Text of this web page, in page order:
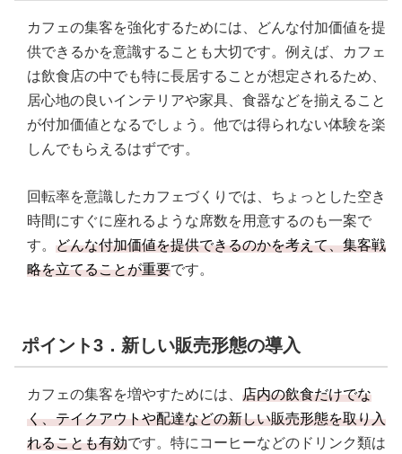
カフェの集客を強化するためには、どんな付加価値を提
供できるかを意識することも大切です。例えば、カフェ
は飲食店の中でも特に長居することが想定されるため、
居心地の良いインテリアや家具、食器などを揃えること
が付加価値となるでしょう。他では得られない体験を楽
しんでもらえるはずです。
回転率を意識したカフェづくりでは、ちょっとした空き
時間にすぐに座れるような席数を用意するのも一案で
す。 どんな付加価値を提供できるのかを考えて、集客戦
略を立てることが重要です。
ポイント3．新しい販売形態の導入
カフェの集客を増やすためには、 店内の飲食だけでな
く、テイクアウトや配達などの新しい販売形態を取り入
れることも有効です。特にコーヒーなどのドリンク類は